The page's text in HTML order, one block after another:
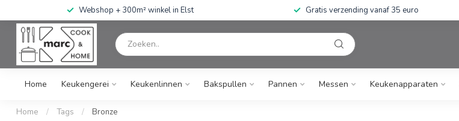
Webshop + 300m² winkel in Elst Gratis verzending vanaf 35 euro
Home Keukengerei Keukenlinnen Bakspullen Pannen Messen Keukenapparaten
Home / Tags / Bronze